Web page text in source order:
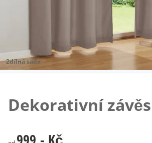
2dílná sada
Dekorativní závěs
999,- Kč